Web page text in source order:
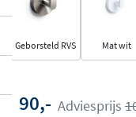
Geborsteld RVS Mat wit
90,- Adviesprijs